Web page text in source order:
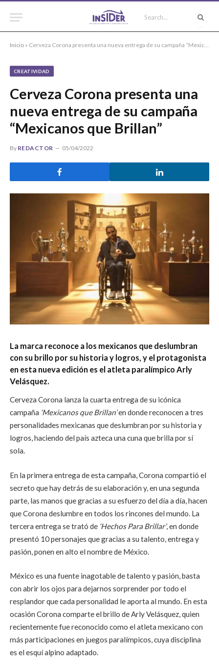
Inicio » Cerveza Corona presenta una nueva entrega de su campaña “Mexicanos que Brillan”
CREATIVIDAD
Cerveza Corona presenta una
nueva entrega de su campaña
“Mexicanos que Brillan”
By REDACTOR 05/04/2022
La marca reconoce a los mexicanos que deslumbran
con su brillo por su historia y logros, y el protagonista
en esta nueva edición es el atleta paralímpico Arly
Velásquez.
Cerveza Corona lanza la cuarta entrega de su icónica
campaña ‘Mexicanos que Brillan’en donde reconocen a tres
personalidades mexicanas que deslumbran por su historia y
logros, haciendo del país azteca una cuna que brilla por sí
sola.
En la primera entrega de esta campaña, Corona compartió el
secreto que hay detrás de su elaboración y, en una segunda
parte, las manos que gracias a su esfuerzo del día a día, hacen
que Corona deslumbre en todos los rincones del mundo. La
tercera entrega se trató de ‘Hechos Para Brillar’, en donde
presentó 10 personajes que gracias a su talento, entrega y
pasión, ponen en alto el nombre de México.
México es una fuente inagotable de talento y pasión, basta
con abrir los ojos para dejarnos sorprender por todo el
resplandor que cada personalidad le aporta al mundo. En esta
ocasión Corona comparte el brillo de Arly Velásquez, quien
recientemente fue reconocido como el atleta mexicano con
más participaciones en juegos paralímpicos, cuya disciplina
es el esquí alpino adaptado.